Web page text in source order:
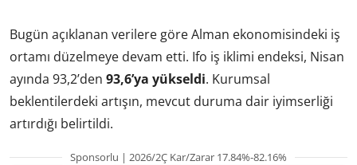
Bugün açıklanan verilere göre Alman ekonomisindeki iş
ortamı düzelmeye devam etti. Ifo iş iklimi endeksi, Nisan
ayında 93,2’den 93,6’ya yükseldi. Kurumsal
beklentilerdeki artışın, mevcut duruma dair iyimserliği
artırdığı belirtildi.
Sponsorlu | 2026/2Ç Kar/Zarar 17.84%-82.16%